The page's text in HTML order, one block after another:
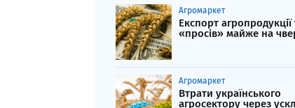
Агромаркет
Експорт агропродукції
«просів» майже на
Агромаркет
Втрати українського
агросектору через